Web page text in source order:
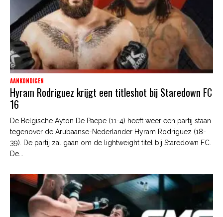
AANKONDIGEN
Hyram Rodriguez krijgt een titleshot bij Staredown FC
16
De Belgische Ayton De Paepe (11-4) heeft weer een partij staan
tegenover de Arubaanse-Nederlander Hyram Rodriguez (18-
39). De partij zal gaan om de lightweight titel bij Staredown FC.
De...